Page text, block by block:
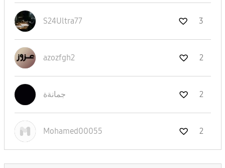
S24Ultra77 3
azozfgh2 2
جمانةة 2
Mohamed00055 2